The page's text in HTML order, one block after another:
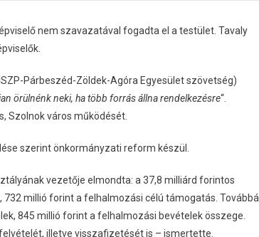
nem szavazatával fogadta el a testület. Tavaly
Párbeszéd-Zöldek-Agóra Egyesület szövetség)
örülnénk neki, ha több forrás állna rendelkezésre“.
Szolnok város működését.
szerint önkormányzati reform készül.
vezetője elmondta: a 37,8 milliárd forintos
millió forint a felhalmozási célú támogatás. Továbbá
845 millió forint a felhalmozási bevételek összege.
illetve visszafizetését is – ismertette.